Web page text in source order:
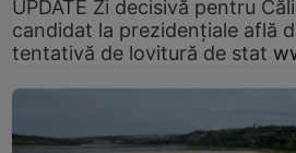
UPDATE Zi decisivă pentru
candidat la prezidențiale află
tentativă de lovitură de stat